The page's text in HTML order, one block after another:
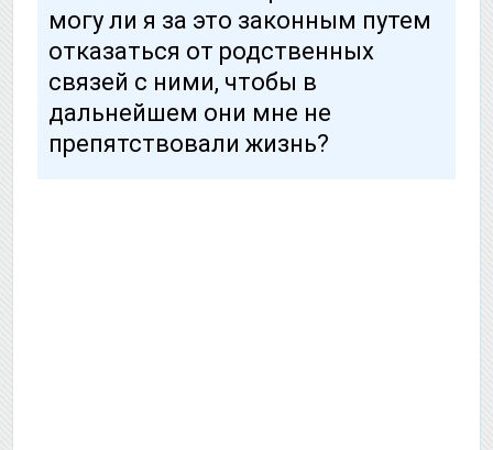
могу ли я за это законным путем
отказаться от родственных
связей с ними, чтобы в
дальнейшем они мне не
препятствовали жизнь?